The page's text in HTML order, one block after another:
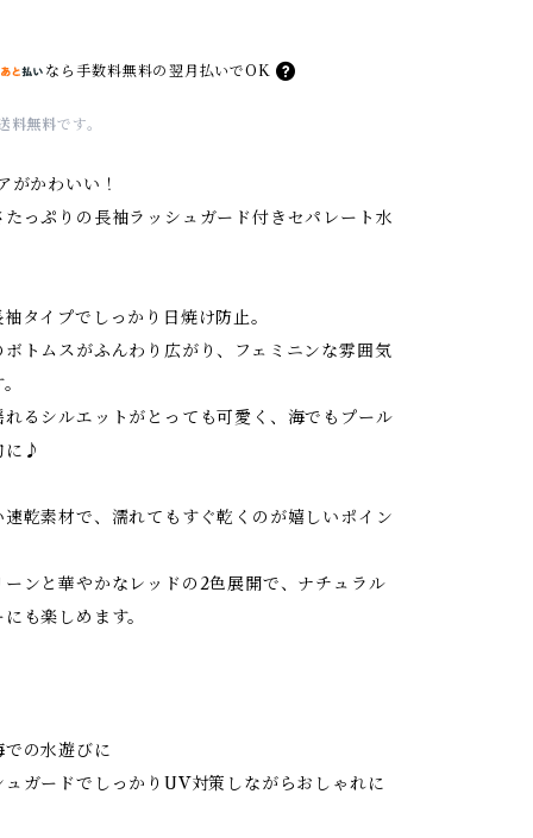
なら 手数料無料の 翌月払いでOK
料無料です。
がかわいい！
っぷりの長袖ラッシュガード付きセパレート水
袖タイプでしっかり日焼け防止。
ボトムスがふんわり広がり、フェミニンな雰囲気
るシルエットがとっても可愛く、海でもプール
に♪
速乾素材で、濡れてもすぐ乾くのが嬉しいポイン
ーンと華やかなレッドの2色展開で、ナチュラル
も楽しめます。
での水遊びに
ガードでしっかりUV対策しながらおしゃれに